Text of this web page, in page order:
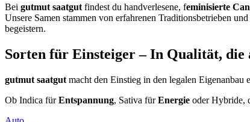
Bei gutmut saatgut findest du handverlesene, feminisierte
Unsere Samen stammen von erfahrenen Traditionsbetrieben
begeistern.
Sorten für Einsteiger – In Qualität, die
gutmut saatgut macht den Einstieg in den legalen
Ob Indica fürEntspannung, Sativa fürEnergie oder Hybride,